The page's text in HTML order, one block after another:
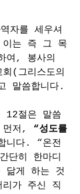
자를 세우셔
이는 즉 그 목
여, 봉사의
(그리스도의
말씀합니다.
12절은 말씀
먼저, “성도를
니다. “온전
단히 한마디
닮게 하는 것
가 주신 직